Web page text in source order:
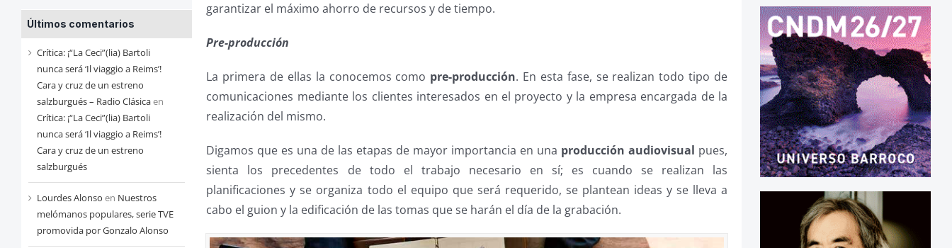
entradas
de
cada
mes
Últimos comentarios
Crítica: ¡“La Ceci”(lia) Bartoli
nunca será ‘Il viaggio a Reims’!
Cara y cruz de un estreno
salzburgués – Radio Clásicaen
Crítica: ¡“La Ceci”(lia) Bartoli
nunca será ‘Il viaggio a Reims’!
Cara y cruz de un estreno
salzburgués
Lourdes Alonso en Nuestros
melómanos populares, serie TVE
promovida por Gonzalo Alonso
garantizar el máximo ahorro de recursos y de tiempo.
Pre-producción
La primera de ellas la conocemos como pre-producción. En esta fase, se realizan todo tipo de
comunicaciones mediante los clientes interesados en el proyecto y la empresa encargada de la
realización del mismo.
Digamos que es una de las etapas de mayor importancia en una producción audiovisual pues,
sienta los precedentes de todo el trabajo necesario en sí; es cuando se realizan las
planificaciones y se organiza todo el equipo que será requerido, se plantean ideas y se lleva a
cabo el guion y la edificación de las tomas que se harán el día de la grabación.